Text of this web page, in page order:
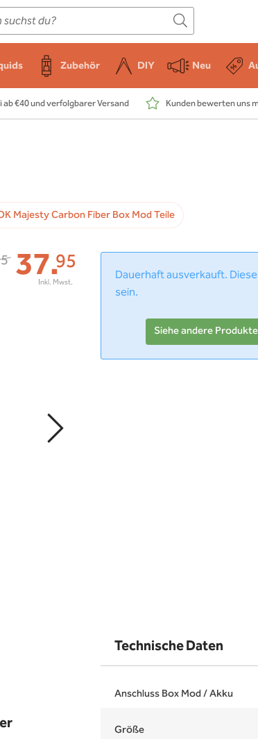
Zubehör DIY Neu
€40 und verfolgbarer Versand Kunden bewerten uns
Majesty Carbon Fiber Box Mod Teile
37.95
Dauerhaft ausverkauft.
sein.
Siehe andere
Technische Daten
Anschluss Box Mod / Akku
Größe